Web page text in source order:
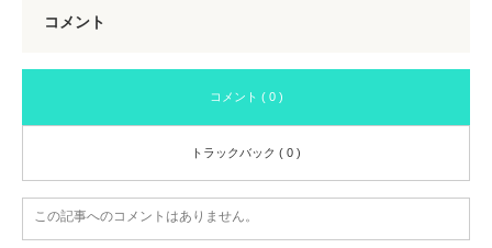
コメント
コメント ( 0 )
トラックバック ( 0 )
この記事へのコメントはありません。